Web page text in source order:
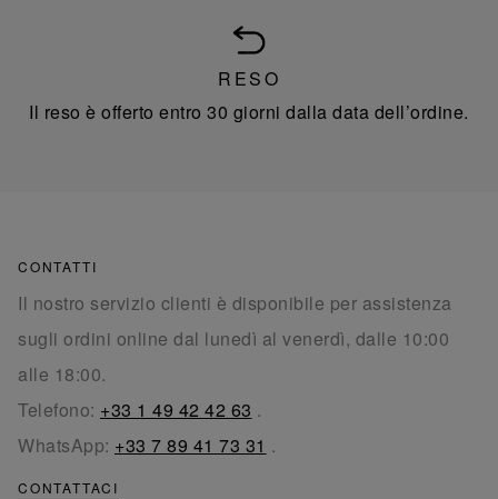
RESO
Il reso è offerto entro 30 giorni dalla data dell’ordine.
CONTATTI
Il nostro servizio clienti è disponibile per assistenza
sugli ordini online dal lunedì al venerdì, dalle 10:00
alle 18:00.
Telefono: +33 1 49 42 42 63 .
WhatsApp: +33 7 89 41 73 31 .
CONTATTACI